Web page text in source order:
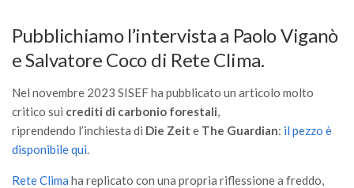
GdL Pianificazione Forestale
GdL Geomatica Forestale
GdL Filiera del legno
GdL Gestione Incendi Boschivi
GdL Verde Urbano
GdL Comunicazione Forestale
Pubblichiamo l’intervista a Paolo Viganò
e Salvatore Coco di Rete Clima.
Nel novembre 2023 SISEF ha pubblicato un articolo molto
critico sui crediti di carbonio forestali,
riprendendo l’inchiesta di Die Zeit e The Guardian: il pezzo è
disponibile qui.
Rete Clima ha replicato con una propria riflessione a freddo,